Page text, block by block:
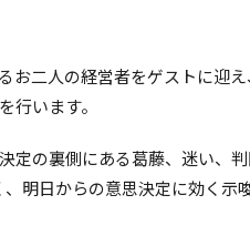
二人の経営者をゲストに迎
行います。
の裏側にある葛藤、迷い、
明日からの意思決定に効く示